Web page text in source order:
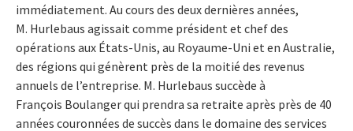
immédiatement. Au cours des deux dernières années,
M. Hurlebaus agissait comme président et chef des
opérations aux États-Unis, au Royaume-Uni et en Australie,
des régions qui génèrent près de la moitié des revenus
annuels de l’entreprise. M. Hurlebaus succède à
François Boulanger qui prendra sa retraite après près de 40
années couronnées de succès dans le domaine des services